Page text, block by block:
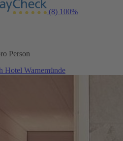
(8) 100%
Person
Hotel Warnemünde